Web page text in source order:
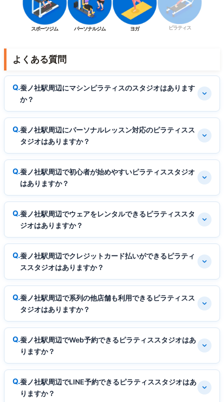
スポーツジム パーソナルジム ヨガ ピラティス
よくある質問
蚕ノ社駅周辺にマシンピラティスのスタジオはあります
か？
蚕ノ社駅周辺にパーソナルレッスン対応のピラティスス
タジオはありますか？
蚕ノ社駅周辺で初心者が始めやすいピラティススタジオ
はありますか？
蚕ノ社駅周辺でウェアをレンタルできるピラティススタ
ジオはありますか？
蚕ノ社駅周辺でクレジットカード払いができるピラティ
ススタジオはありますか？
蚕ノ社駅周辺で系列の他店舗も利用できるピラティスス
タジオはありますか？
蚕ノ社駅周辺でWeb予約できるピラティススタジオはあ
りますか？
蚕ノ社駅周辺でLINE予約できるピラティススタジオはあ
りますか？